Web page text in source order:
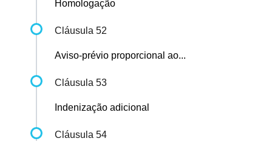
Homologação
Cláusula 52
Aviso-prévio proporcional ao...
Cláusula 53
Indenização adicional
Cláusula 54